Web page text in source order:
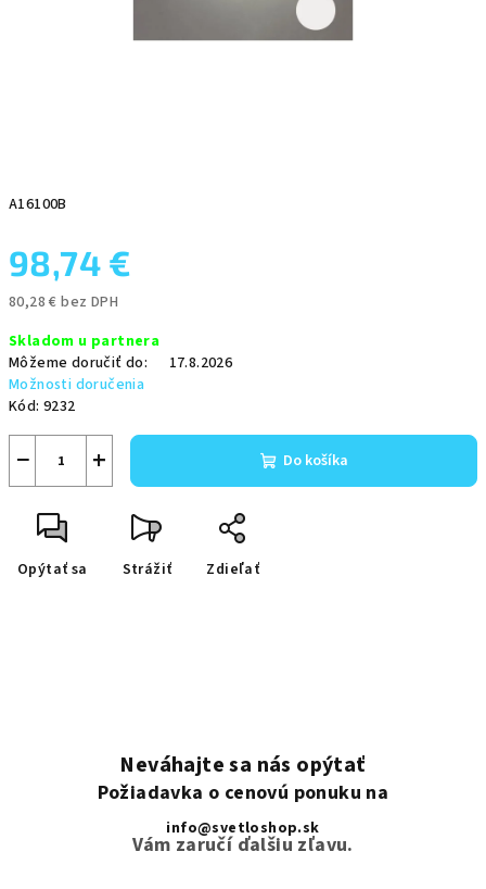
A16100B
98,74 €
80,28 € bez DPH
cena:
Skladom u partnera
Môžeme doručiť do:
17.8.2026
Možnosti doručenia
Kód: 9232
+
− Do košíka
Opýtať sa Strážiť Zdieľať
Neváhajte sa nás opýtať
Požiadavka o cenovú ponuku na
info@svetloshop.sk
Vám zaručí ďalšiu zľavu.